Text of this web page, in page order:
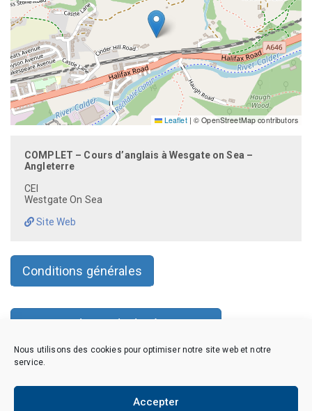
Nous utilisons des cookies pour optimiser notre site web et notre
service.
Accepter
Leaflet | © OpenStreetMap contributors
COMPLET – Cours d’anglais à Wesgate on Sea –
Angleterre
CEI
Westgate On Sea
Site Web
Conditions générales
Faire une demande de réservation